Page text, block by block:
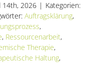
14th, 2026 | Kategorien:
Auftragsklärung,
,
, Ressourcenarbeit,
Therapie,
Haltung,